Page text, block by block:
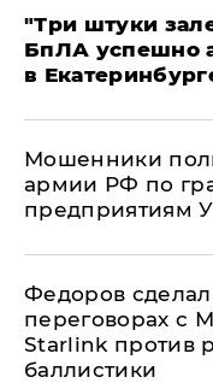
"Три штуки
БпЛА успешно
в
Мошенники
армии РФ по
предприятиям
Федоров
переговорах с
Starlink против
баллистики